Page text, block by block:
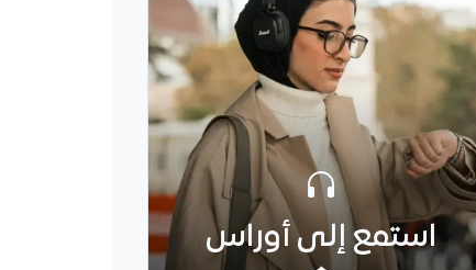
استمع إلى أوراس